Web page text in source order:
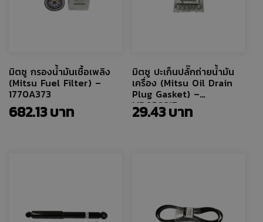
มิตซู กรองน้ำมันเชื้อเพลิง
(Mitsu Fuel Filter) –
1770A373
682.13
มิตซู ปะเก็นปลั๊กถ่ายน้ำมัน
เครื่อง (Mitsu Oil Drain
Plug Gasket) –
MD050317
29.43